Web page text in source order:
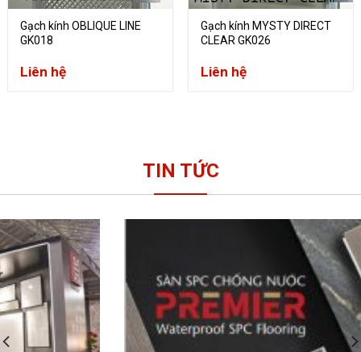
Gạch kính OBLIQUE LINE
GK018
Liên hệ
Gạch kính MYSTY DIRECT
CLEAR GK026
Liên hệ
TIN TỨC